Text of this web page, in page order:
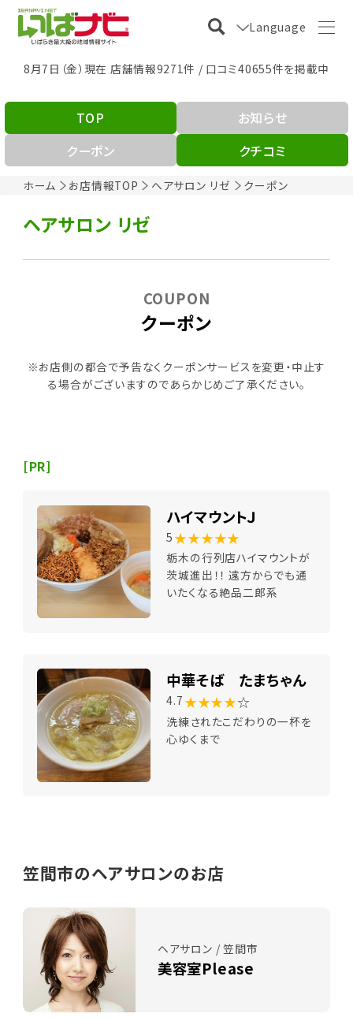
Language
8月7日（金）現在 店舗情報9271件 / 口コミ40655件を掲載中
ホーム お店情報TOP ヘアサロン リゼ クーポン
TOP
お知らせ
クーポン
クチコミ
ヘアサロン リゼ
クーポン
COUPON
※お店側の都合で予告なくクーポンサービスを変更・中止す
る場合がございますのであらかじめご了承ください。
[PR]
ハイマウントＪ
5 ★★★★★
栃木の行列店ハイマウントが
茨城進出！！ 遠方からでも通
いたくなる絶品二郎系
中華そば たまちゃん
4.7 ★★★★☆
洗練されたこだわりの一杯を
心ゆくまで
笠間市のヘアサロンのお店
ヘアサロン / 笠間市
美容室Please